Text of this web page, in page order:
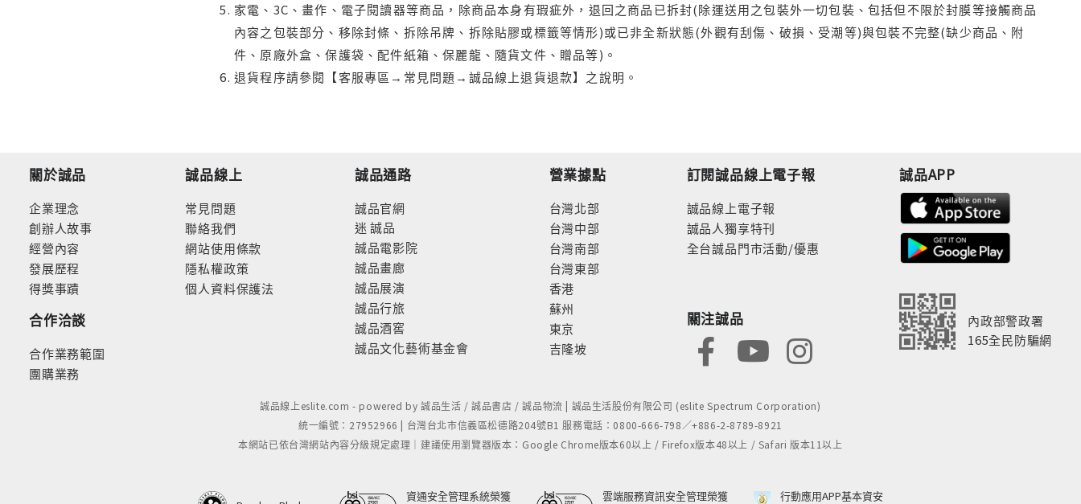
家電、3C、畫作、電子閱讀器等商品，除商品本身有瑕疵外，退回之商品已拆封(除運送用之包裝外一切包裝、包括但不限於封膜等接觸商品
內容之包裝部分、移除封條、拆除吊牌、拆除貼膠或標籤等情形)或已非全新狀態(外觀有刮傷、破損、受潮等)與包裝不完整(缺少商品、附
件、原廠外盒、保護袋、配件紙箱、保麗龍、隨貨文件、贈品等)。
退貨程序請參閱【客服專區→常見問題→誠品線上退貨退款】之說明。
關於誠品
企業理念
創辦人故事
經營內容
發展歷程
得獎事蹟
合作洽談
合作業務範圍
團購業務
誠品線上
常見問題
聯絡我們
網站使用條款
隱私權政策
個人資料保護法
誠品通路
誠品官網
迷 誠品
誠品電影院
誠品畫廊
誠品展演
誠品行旅
誠品酒窖
誠品文化藝術基金會
營業據點
台灣北部
台灣中部
台灣南部
台灣東部
香港
蘇州
東京
吉隆坡
訂閱誠品線上電子報
誠品線上電子報
誠品人獨享特刊
全台誠品門市活動/優惠
關注誠品
誠品APP
內政部警政署
165全民防騙網
誠品線上eslite.com - powered by 誠品生活 / 誠品書店 / 誠品物流 | 誠品生活股份有限公司 (eslite Spectrum Corporation)
統一編號：27952966 | 台灣台北市信義區松德路204號B1 服務電話：0800-666-798／+886-2-8789-8921
本網站已依台灣網站內容分級規定處理｜建議使用瀏覽器版本：Google Chrome版本60以上 / Firefox版本48以上 / Safari 版本11以上
資通安全管理系統榮獲 雲端服務資訊安全管理榮獲 行動應用APP基本資安